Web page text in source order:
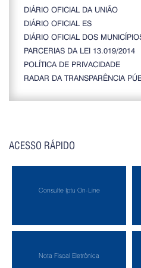
DIÁRIO OFICIAL DA UNIÃO
DIÁRIO OFICIAL ES
DIÁRIO OFICIAL DOS
PARCERIAS DA LEI 13.019/2014
POLÍTICA DE PRIVACIDADE
RADAR DA TRANSPARÊNCIA
ACESSO RÁPIDO
Consulte Iptu On-Line
Nota Fiscal Eletrônica